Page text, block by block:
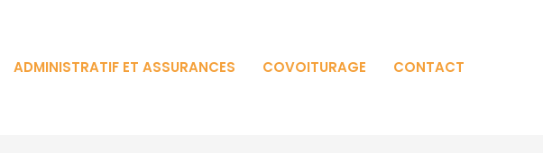
ADMINISTRATIF ET ASSURANCES COVOITURAGE CONTACT